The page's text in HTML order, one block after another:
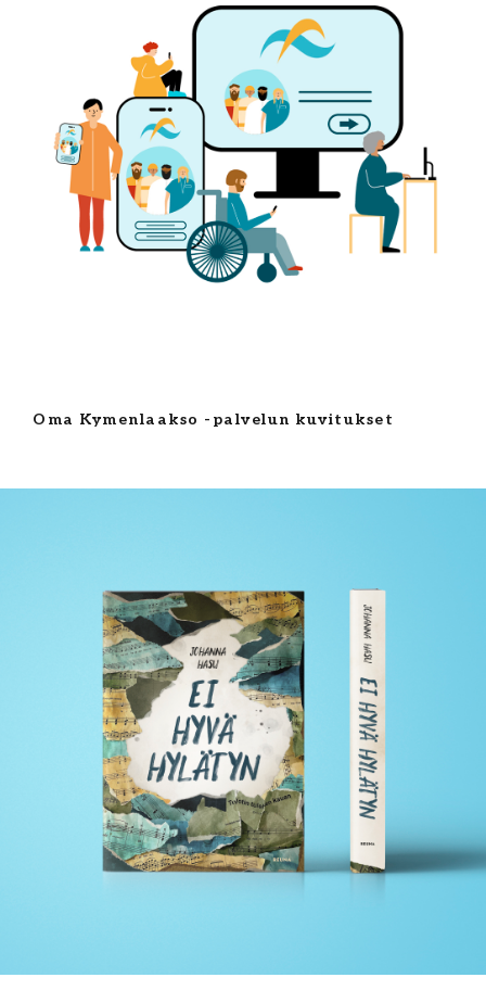
Oma Kymenlaakso -palvelun kuvitukset